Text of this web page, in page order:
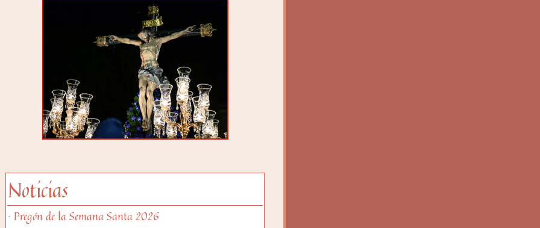
Noticias
· Pregón de la Semana Santa 2026